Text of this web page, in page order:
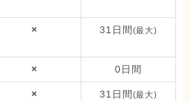
× 31日間 (最大)
× 0日間
× 31日間 (最大)